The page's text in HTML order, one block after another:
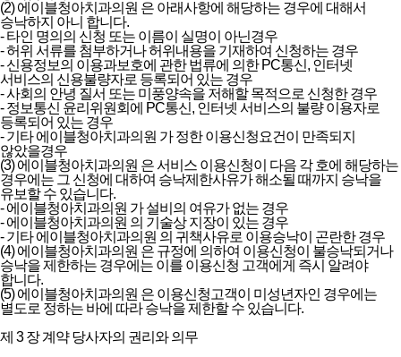
(2) 에이블청아치과의원 은 아래사항에 해당하는 경우에 대해서
승낙하지 아니 합니다.
- 타인 명의의 신청 또는 이름이 실명이 아닌경우
- 허위 서류를 첨부하거나 허위내용을 기재하여 신청하는 경우
- 신용정보의 이용과보호에 관한 법류에 의한 PC통신, 인터넷
서비스의 신용불량자로 등록되어 있는 경우
- 사회의 안녕 질서 또는 미풍양속을 저해할 목적으로 신청한 경우
- 정보통신 윤리위원회에 PC통신, 인터넷 서비스의 불량 이용자로
등록되어 있는 경우
- 기타 에이블청아치과의원 가 정한 이용신청요건이 만족되지
않았을경우
(3) 에이블청아치과의원 은 서비스 이용신청이 다음 각 호에 해당하는
경우에는 그 신청에 대하여 승낙제한사유가 해소될 때까지 승낙을
유보할 수 있습니다.
- 에이블청아치과의원 가 설비의 여유가 없는 경우
- 에이블청아치과의원 의 기술상 지장이 있는 경우
- 기타 에이블청아치과의원 의 귀책사유로 이용승낙이 곤란한 경우
(4) 에이블청아치과의원 은 규정에 의하여 이용신청이 불승낙되거나
승낙을 제한하는 경우에는 이를 이용신청 고객에게 즉시 알려야
합니다.
(5) 에이블청아치과의원 은 이용신청고객이 미성년자인 경우에는
별도로 정하는 바에 따라 승낙을 제한할 수 있습니다.
제 3 장 계약 당사자의 권리와 의무